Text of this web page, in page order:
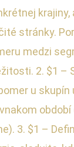
krajiny,
stránky.
medzi
2. $1 –
u
3. $1 –